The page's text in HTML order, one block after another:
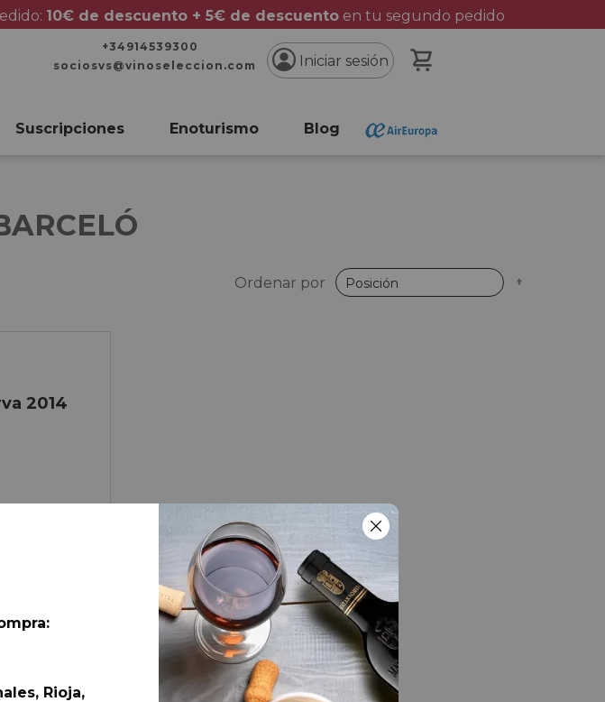
10€ de descuento + 5€ de descuentoen tu segundo pedido
+34914539300
sociosvs@vinoseleccion.com
Iniciar sesión
Suscripciones Enoturismo Blog
Ordenar por
2014
Rioja,